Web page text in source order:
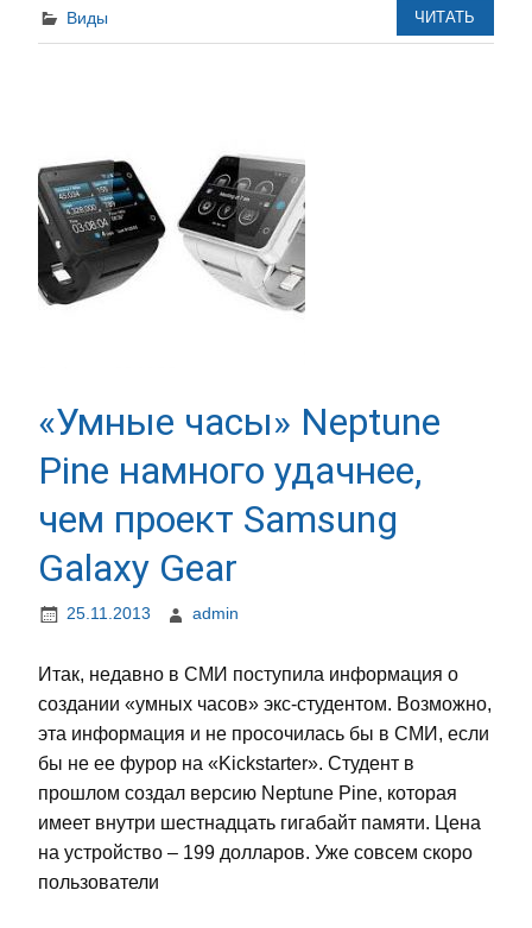
Виды ЧИТАТЬ
«Умные часы» Neptune
Pine намного удачнее,
чем проект Samsung
Galaxy Gear
25.11.2013 admin
Итак, недавно в СМИ поступила информация о
создании «умных часов» экс-студентом. Возможно,
эта информация и не просочилась бы в СМИ, если
бы не ее фурор на «Kickstarter». Студент в
прошлом создал версию Neptune Pine, которая
имеет внутри шестнадцать гигабайт памяти. Цена
на устройство – 199 долларов. Уже совсем скоро
пользователи